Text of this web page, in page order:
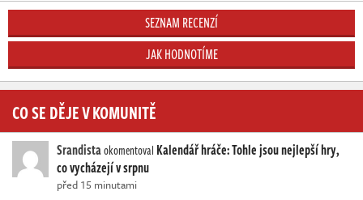
SEZNAM RECENZÍ
JAK HODNOTÍME
CO SE DĚJE V KOMUNITĚ
Srandistaokomentoval Kalendář hráče: Tohle jsou nejlepší hry,
co vycházejí v srpnu
před 15 minutami